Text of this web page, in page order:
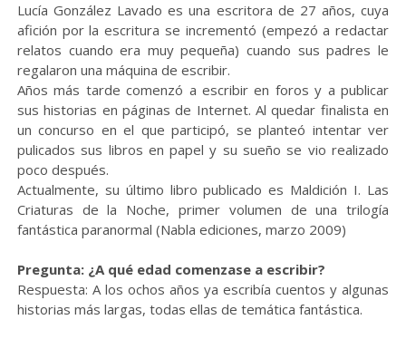
Lucía González Lavado es una escritora de 27 años, cuya
afición por la escritura se incrementó (empezó a redactar
relatos cuando era muy pequeña) cuando sus padres le
regalaron una máquina de escribir.
Años más tarde comenzó a escribir en foros y a publicar
sus historias en páginas de Internet. Al quedar finalista en
un concurso en el que participó, se planteó intentar ver
pulicados sus libros en papel y su sueño se vio realizado
poco después.
Actualmente, su último libro publicado es Maldición I. Las
Criaturas de la Noche, primer volumen de una trilogía
fantástica paranormal (Nabla ediciones, marzo 2009)
Pregunta: ¿A qué edad comenzase a escribir?
Respuesta: A los ochos años ya escribía cuentos y algunas
historias más largas, todas ellas de temática fantástica.